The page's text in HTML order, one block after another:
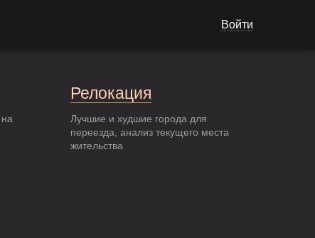
Войти
на
Релокация
Лучшие и худшие города для
переезда, анализ текущего места
жительства